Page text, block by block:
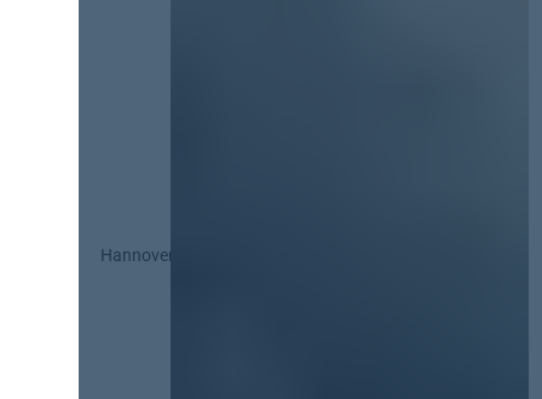
Hannover